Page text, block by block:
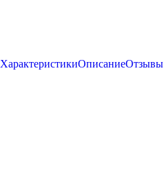
ХарактеристикиОписаниеОтзывы